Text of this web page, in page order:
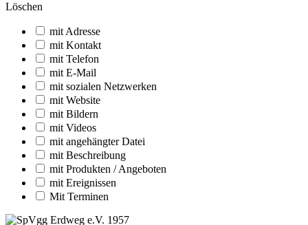
Löschen
mit Adresse
mit Kontakt
mit Telefon
mit E-Mail
mit sozialen Netzwerken
mit Website
mit Bildern
mit Videos
mit angehängter Datei
mit Beschreibung
mit Produkten / Angeboten
mit Ereignissen
Mit Terminen